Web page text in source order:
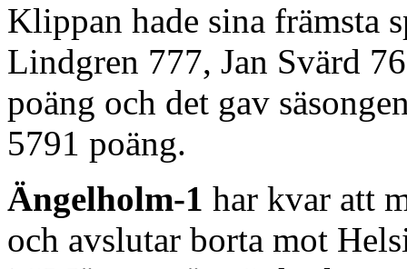
Klippan hade sina främsta
Lindgren 777, Jan Svärd
poäng och det gav
5791 poäng.
Ängelholm-1 har kvar att
och avslutar borta mot